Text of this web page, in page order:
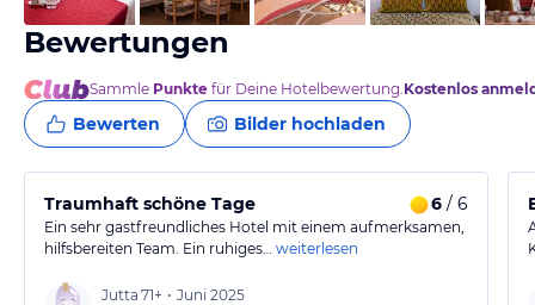
Bewertungen
Sammle Punkte für Deine Hotelbewertung.Kostenlos
Bewerten Bilder hochladen
Traumhaft schöne Tage 6 / 6
Ein sehr gastfreundliches Hotel mit einem aufmerksamen,
hilfsbereiten Team. Ein ruhiges… weiterlesen
Jutta 71+ • Juni 2025